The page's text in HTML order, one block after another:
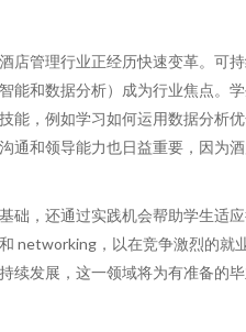
店管理行业正经历快速变革。可
能和数据分析）成为行业焦点。
能，例如学习如何运用数据分析
通和领导能力也日益重要，因为
础，还通过实践机会帮助学生适
networking，以在竞争激烈的就
续发展，这一领域将为有准备的